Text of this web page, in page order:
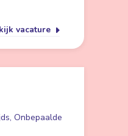
vacature
Onbepaalde